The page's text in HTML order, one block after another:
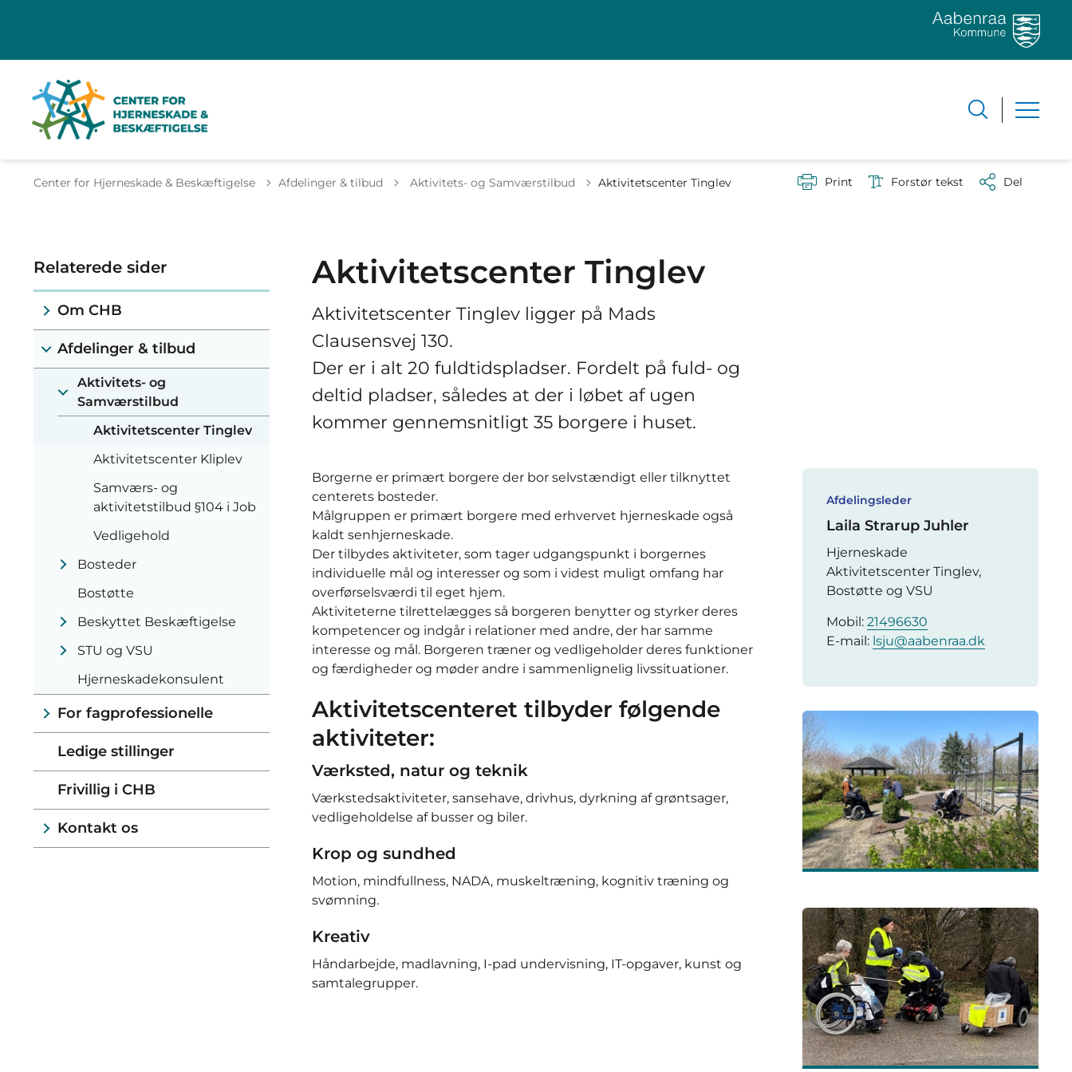
Center for Hjerneskade & Beskæftigelse Afdelinger & tilbud Tilbage til
Aktivitets- og Samværstilbud Aktivitetscenter Tinglev Print Forstør tekst Del
Relaterede sider
Om CHB
Afdelinger & tilbud
Aktivitets- og
Samværstilbud
Aktivitetscenter Tinglev
Aktivitetscenter Kliplev
Samværs- og
aktivitetstilbud §104 i Job
Vedligehold
Bosteder
Bostøtte
Beskyttet Beskæftigelse
STU og VSU
Hjerneskadekonsulent
For fagprofessionelle
Ledige stillinger
Frivillig i CHB
Kontakt os
Aktivitetscenter Tinglev
Aktivitetscenter Tinglev ligger på Mads
Clausensvej 130.
Der er i alt 20 fuldtidspladser. Fordelt på fuld- og
deltid pladser, således at der i løbet af ugen
kommer gennemsnitligt 35 borgere i huset.
Borgerne er primært borgere der bor selvstændigt eller tilknyttet
centerets bosteder.
Målgruppen er primært borgere med erhvervet hjerneskade også
kaldt senhjerneskade.
Der tilbydes aktiviteter, som tager udgangspunkt i borgernes
individuelle mål og interesser og som i videst muligt omfang har
overførselsværdi til eget hjem.
Aktiviteterne tilrettelægges så borgeren benytter og styrker deres
kompetencer og indgår i relationer med andre, der har samme
interesse og mål. Borgeren træner og vedligeholder deres funktioner
og færdigheder og møder andre i sammenlignelig livssituationer.
Aktivitetscenteret tilbyder følgende
aktiviteter:
Værksted, natur og teknik
Værkstedsaktiviteter, sansehave, drivhus, dyrkning af grøntsager,
vedligeholdelse af busser og biler.
Krop og sundhed
Motion, mindfullness, NADA, muskeltræning, kognitiv træning og
svømning.
Kreativ
Håndarbejde, madlavning, I-pad undervisning, IT-opgaver, kunst og
samtalegrupper.
Afdelingsleder
Laila Strarup Juhler
Hjerneskade
Aktivitetscenter Tinglev,
Bostøtte og VSU
Mobil: 21496630
E-mail: lsju@aabenraa.dk